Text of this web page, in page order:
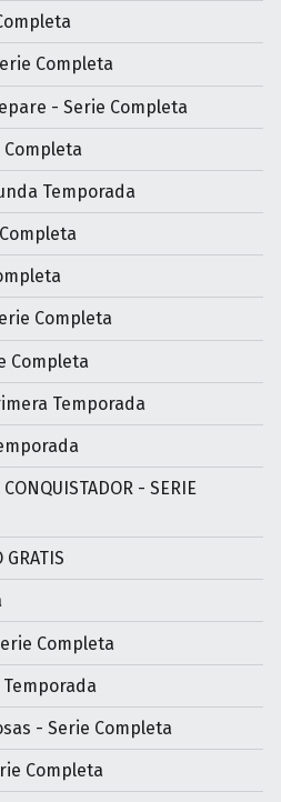
Completa
- Serie Completa
Temporada
Completa
Completa
Temporada
- SERIE
GRATIS
Completa
- Serie Completa
Completa